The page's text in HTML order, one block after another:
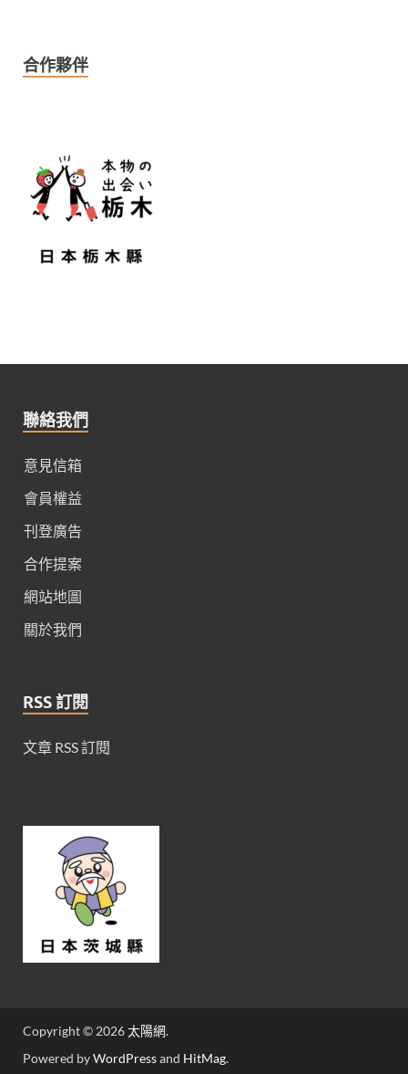
合作夥伴
聯絡我們
意見信箱
會員權益
刊登廣告
合作提案
網站地圖
關於我們
RSS 訂閱
文章 RSS 訂閱
Copyright © 2026太陽網.
Powered byWordPressand HitMag.